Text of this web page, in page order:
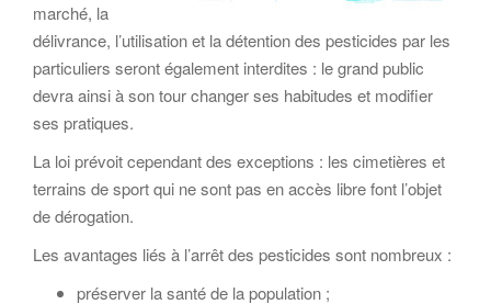
marché, la
délivrance, l’utilisation et la détention des pesticides par les
particuliers seront également interdites : le grand public
devra ainsi à son tour changer ses habitudes et modifier
ses pratiques.
La loi prévoit cependant des exceptions : les cimetières et
terrains de sport qui ne sont pas en accès libre font l’objet
de dérogation.
Les avantages liés à l’arrêt des pesticides sont nombreux :
préserver la santé de la population ;